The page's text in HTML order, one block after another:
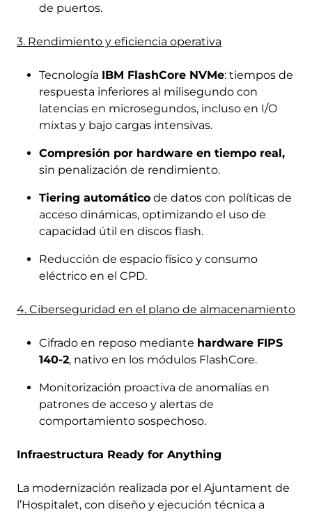
de puertos.
3. Rendimiento y eficiencia operativa
Tecnología IBM FlashCore NVMe: tiempos de
respuesta inferiores al milisegundo con
latencias en microsegundos, incluso en I/O
mixtas y bajo cargas intensivas.
Compresión por hardware en tiempo real,
sin penalización de rendimiento.
Tiering automático de datos con políticas de
acceso dinámicas, optimizando el uso de
capacidad útil en discos flash.
Reducción de espacio físico y consumo
eléctrico en el CPD.
4. Ciberseguridad en el plano de almacenamiento
Cifrado en reposo mediante hardware FIPS
140-2, nativo en los módulos FlashCore.
Monitorización proactiva de anomalías en
patrones de acceso y alertas de
comportamiento sospechoso.
Infraestructura Ready for Anything
La modernización realizada por el Ajuntament de
l’Hospitalet, con diseño y ejecución técnica a